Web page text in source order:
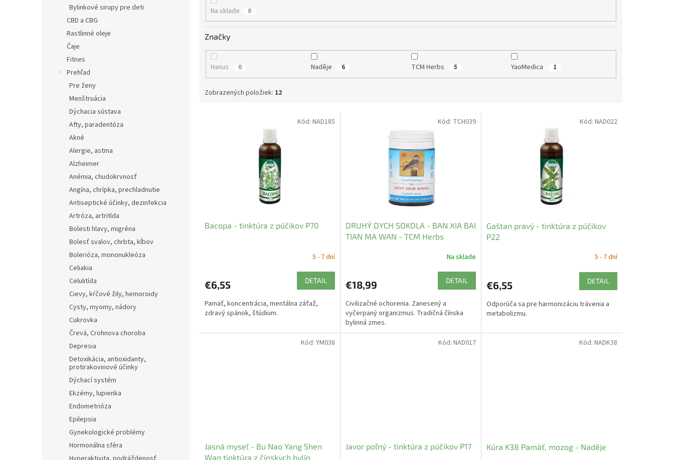
Bylinkové sirupy pre deti
CBD a CBG
Rastlinné oleje
Čaje
Fitnes
Prehľad
Pre ženy
Menštruácia
Dýchacia sústava
Afty, paradentóza
Akné
Alergie, astma
Alzheimer
Anémia, chudokrvnosť
Angína, chrípka, prechladnutie
Antiseptické účinky, dezinfekcia
Artróza, artritída
Bolesti hlavy, migréna
Bolesť svalov, chrbta, kĺbov
Bolerióza, mononukleóza
Celiakia
Celulitída
Cievy, kŕčové žily, hemoroidy
Cysty, myomy, nádory
Cukrovka
Črevá, Crohnova choroba
Depresia
Detoxikácia, antioxidanty,
protirakovinové účinky
Dýchací systém
Ekzémy, lupienka
Endometrióza
Epilepsia
Gynekologické problémy
Hormonálna sféra
Na sklade 0
Značky
Hanus 0 Naděje 6 TCM Herbs 5 YaoMedica 1
Zobrazených položiek: 12
Bacopa - tinktúra z púčikov P70
5 - 7 dní
€6,55 DETAIL
Pamäť, koncentrácia, mentálna záťaž,
zdravý spánok, štúdium.
Kód: NAD185
DRUHÝ DYCH SOKOLA - BAN XIA BAI
TIAN MA WAN - TCM Herbs
Na sklade
€18,99 DETAIL
Civilizačné ochorenia. Zanesený a
vyčerpaný organizmus. Tradičná čínska
bylinná zmes.
Kód: TCH039
Gaštan pravý - tinktúra z púčikov
P22
5 - 7 dní
€6,55 DETAIL
Odporúča sa pre harmonizáciu trávenia a
metabolizmu.
Kód: NAD022
Jasná myseľ - Bu Nao Yang Shen
Wan tinktúra z čínskych bylín
Kód: YM038
Javor poľný - tinktúra z púčikov P17
Kód: NAD017
Kúra K38 Pamäť, mozog - Naděje
Kód: NADK38